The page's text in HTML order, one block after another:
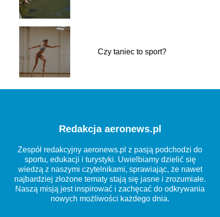
Czy taniec to sport?
Redakcja aeronews.pl
Zespół redakcyjny aeronews.pl z pasją podchodzi do
sportu, edukacji i turystyki. Uwielbiamy dzielić się
wiedzą z naszymi czytelnikami, sprawiając, że nawet
najbardziej złożone tematy stają się jasne i zrozumiałe.
Naszą misją jest inspirować i zachęcać do odkrywania
nowych możliwości każdego dnia.